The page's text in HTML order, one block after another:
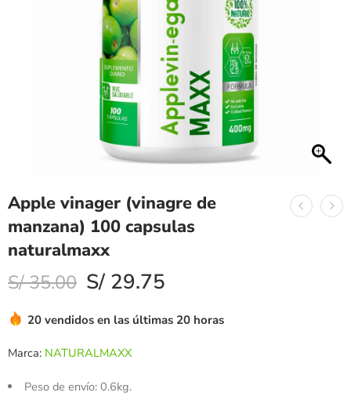
Apple vinager (vinagre de
manzana) 100 capsulas
naturalmaxx
S/35.00 S/ 29.75
20 vendidos en las últimas 20 horas
Marca: NATURALMAXX
Peso de envío:0.6kg.